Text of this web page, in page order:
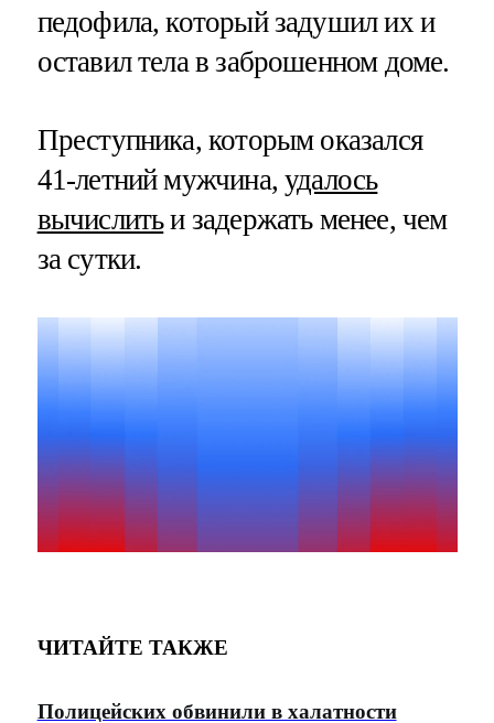
педофила, который задушил их и
оставил тела в заброшенном доме.
Преступника, которым оказался
41-летний мужчина,удалось
вычислитьи задержать менее, чем
за сутки.
ЧИТАЙТЕ ТАКЖЕ
Полицейских обвинили в халатности